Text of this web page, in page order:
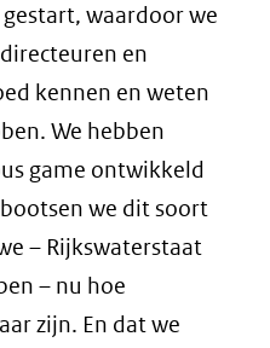
waardoor we
en
kennen en weten
We hebben
game ontwikkeld
we dit soort
– Rijkswaterstaat
– nu hoe
zijn. En dat we